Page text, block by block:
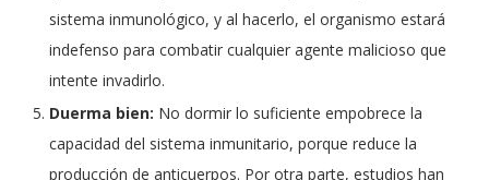
sistema inmunológico, y al hacerlo, el organismo estará
indefenso para combatir cualquier agente malicioso que
intente invadirlo.
Duerma bien: No dormir lo suficiente empobrece la
capacidad del sistema inmunitario, porque reduce la
producción de anticuerpos. Por otra parte, estudios han